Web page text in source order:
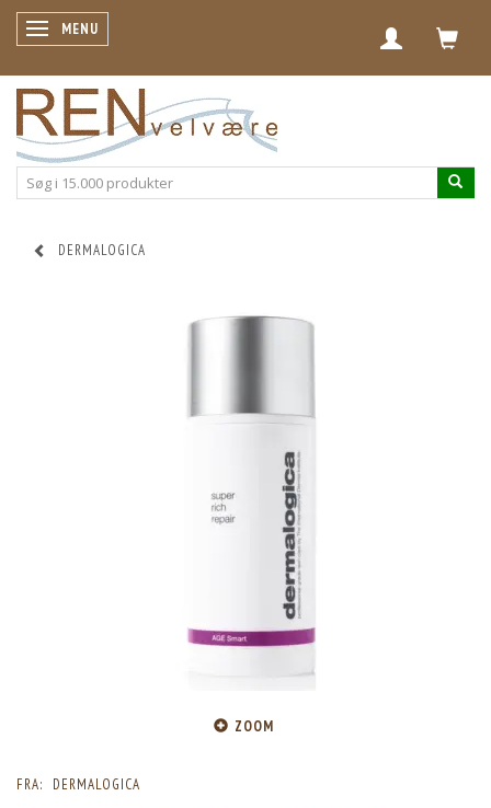
SKIFTE NAVIGATION
MENU
DERMALOGICA
ZOOM
FRA: DERMALOGICA